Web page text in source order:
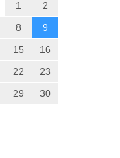
1
2
8
9
15
16
22
23
29
30